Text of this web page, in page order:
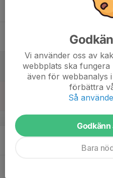
Vi använder oss av
webbplats ska
även för webbanalys
förbättra
Så
Godkänn
Bara